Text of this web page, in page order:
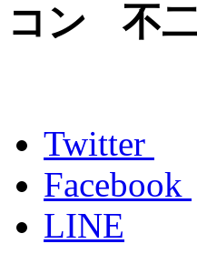
不
Twitter
Facebook
LINE